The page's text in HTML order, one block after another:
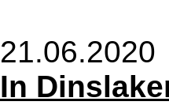
21.06.2020
In